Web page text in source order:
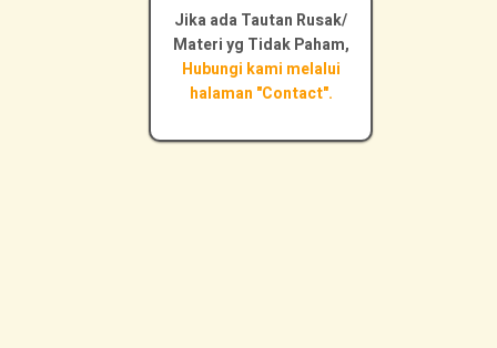
Jika ada Tautan Rusak/
Materi yg Tidak Paham,
Hubungi kami melalui
halaman "Contact".